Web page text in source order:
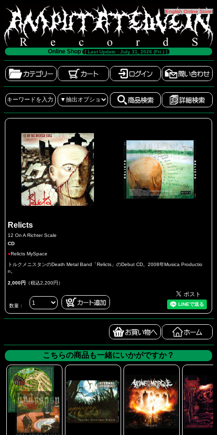
[English Online Store]
Online Shop [ Last Update : July 31, 2026 (Fri.) ]
Relicts
12 On A Richter Scale
CD
●Relicts MySpace
トルクメニスタンのDeath Metal Band「Relicts」のDebut CD。2008年Musica Productio
n。
2,000円 （税込2,200円）
数量：
こちらの商品も一緒にいかがですか？